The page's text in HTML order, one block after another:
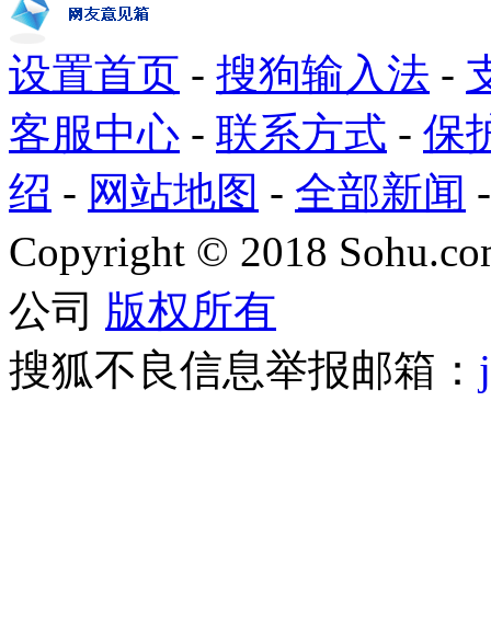
设置首页 - 搜狗输入法 -
客服中心 - 联系方式 - 保
绍 - 网站地图 - 全部新闻
Copyright © 2018
公司 版权所有
搜狐不良信息举报邮箱：